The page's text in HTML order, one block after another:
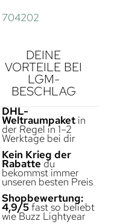
704202
DEINE
VORTEILE BEI
LGM-
BESCHLAG
DHL-
Weltraumpaketin
der Regel in 1–2
Werktage bei dir
Kein Krieg der
Rabatte du
bekommst immer
unseren besten Preis
Shopbewertung:
4,9/5fast so beliebt
wie Buzz Lightyear